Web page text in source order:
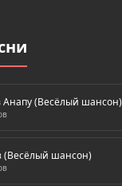
Анапу (Весёлый шансон)
(Весёлый шансон)